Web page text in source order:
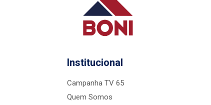
Institucional
Campanha TV 65
Quem Somos